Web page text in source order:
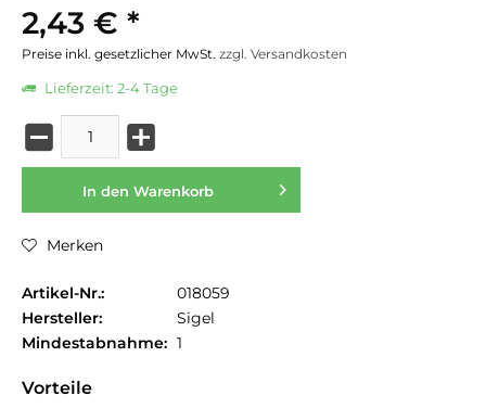
2,43 € *
Preise inkl. gesetzlicher MwSt. zzgl. Versandkosten
Lieferzeit: 2-4 Tage
In den Warenkorb
Merken
Artikel-Nr.:
018059
Hersteller:
Sigel
Mindestabnahme: 1
Vorteile